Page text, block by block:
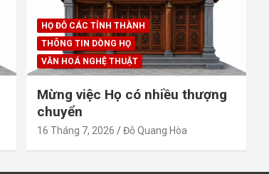
HỌ ĐỖ CÁC TỈNH THÀNH
THÔNG TIN DÒNG HỌ
VĂN HOÁ NGHỆ THUẬT
Mừng việc Họ có nhiều thượng
chuyển
16 Tháng 7, 2026 Đỗ Quang Hòa